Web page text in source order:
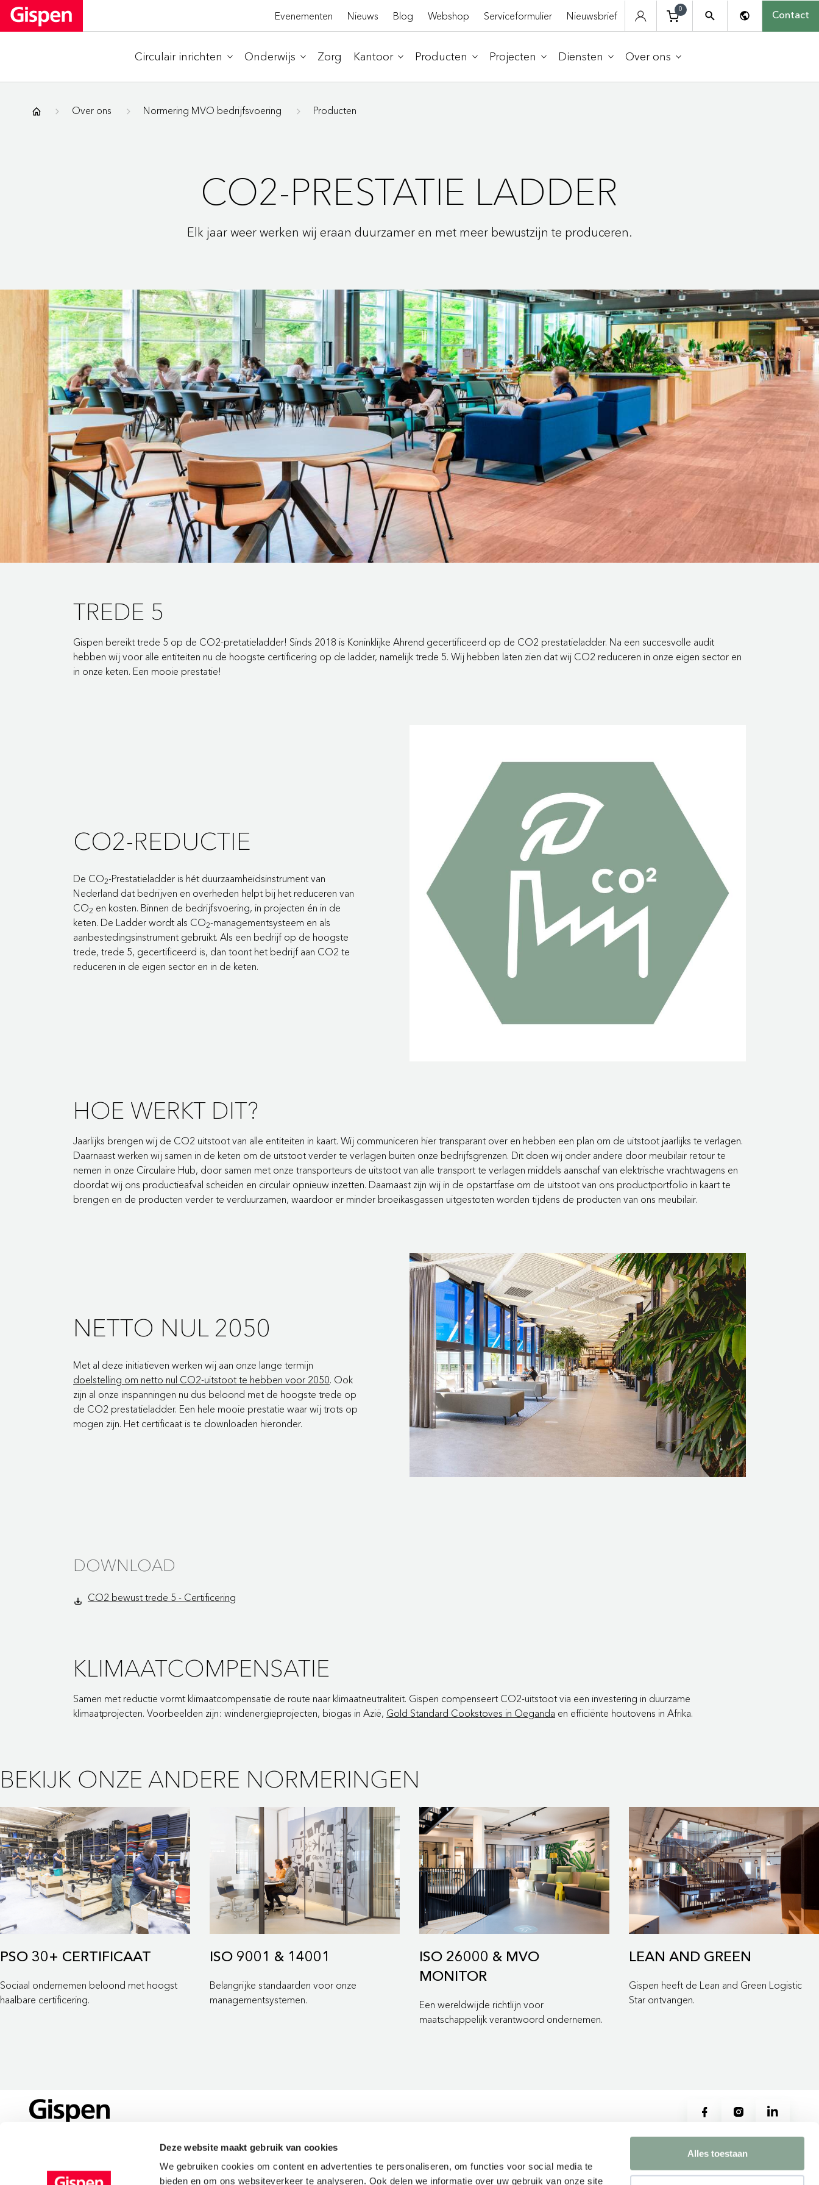
Deze website maakt gebruik van cookies
We gebruiken cookies om content en advertenties te personaliseren, om functies voor social media te
bieden en om ons websiteverkeer te analyseren. Ook delen we informatie over uw gebruik van onze site
Alles toestaan
Evenementen Nieuws Blog Webshop Serviceformulier Nieuwsbrief
0
Contact
Circulair inrichten Onderwijs Zorg Kantoor Producten Projecten Diensten Over ons
Gispen Over ons Normering MVO bedrijfsvoering Producten
CO2-PRESTATIE LADDER
Elk jaar weer werken wij eraan duurzamer en met meer bewustzijn te produceren.
TREDE 5
Gispen bereikt trede 5 op de CO2-pretatieladder! Sinds 2018 is Koninklijke Ahrend gecertificeerd op de CO2 prestatieladder. Na een succesvolle audit
hebben wij voor alle entiteiten nu de hoogste certificering op de ladder, namelijk trede 5. Wij hebben laten zien dat wij CO2 reduceren in onze eigen sector en
in onze keten. Een mooie prestatie!
CO2-REDUCTIE
De CO2-Prestatieladder is hét duurzaamheidsinstrument van
Nederland dat bedrijven en overheden helpt bij het reduceren van
CO2 en kosten. Binnen de bedrijfsvoering, in projecten én in de
keten. De Ladder wordt als CO2-managementsysteem en als
aanbestedingsinstrument gebruikt. Als een bedrijf op de hoogste
trede, trede 5, gecertificeerd is, dan toont het bedrijf aan CO2 te
reduceren in de eigen sector en in de keten.
HOE WERKT DIT?
Jaarlijks brengen wij de CO2 uitstoot van alle entiteiten in kaart. Wij communiceren hier transparant over en hebben een plan om de uitstoot jaarlijks te verlagen.
Daarnaast werken wij samen in de keten om de uitstoot verder te verlagen buiten onze bedrijfsgrenzen. Dit doen wij onder andere door meubilair retour te
nemen in onze Circulaire Hub, door samen met onze transporteurs de uitstoot van alle transport te verlagen middels aanschaf van elektrische vrachtwagens en
doordat wij ons productieafval scheiden en circulair opnieuw inzetten. Daarnaast zijn wij in de opstartfase om de uitstoot van ons productportfolio in kaart te
brengen en de producten verder te verduurzamen, waardoor er minder broeikasgassen uitgestoten worden tijdens de producten van ons meubilair.
NETTO NUL 2050
Met al deze initiatieven werken wij aan onze lange termijn
doelstelling om netto nul CO2-uitstoot te hebben voor 2050. Ook
zijn al onze inspanningen nu dus beloond met de hoogste trede op
de CO2 prestatieladder. Een hele mooie prestatie waar wij trots op
mogen zijn. Het certificaat is te downloaden hieronder.
DOWNLOAD
CO2 bewust trede 5 - Certificering
KLIMAATCOMPENSATIE
Samen met reductie vormt klimaatcompensatie de route naar klimaatneutraliteit. Gispen compenseert CO2-uitstoot via een investering in duurzame
klimaatprojecten. Voorbeelden zijn: windenergieprojecten, biogas in Azië, Gold Standard Cookstoves in Oeganda en efficiënte houtovens in Afrika.
BEKIJK ONZE ANDERE NORMERINGEN
PSO 30+ CERTIFICAAT
Sociaal ondernemen beloond met hoogst
haalbare certificering.
ISO 9001 & 14001
Belangrijke standaarden voor onze
managementsystemen.
ISO 26000 & MVO
MONITOR
Een wereldwijde richtlijn voor
maatschappelijk verantwoord ondernemen.
LEAN AND GREEN
Gispen heeft de Lean and Green Logistic
Star ontvangen.
LOCATIES
ONZE LOCATIES
Onze oplossingen
Collectie
Circulair inrichten
Circulair inrichten
Segmenten
Onderwijs